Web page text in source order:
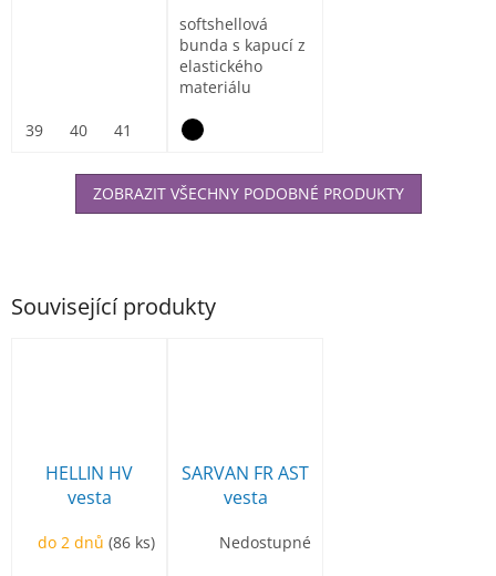
Související produkty
HELLIN HV
vesta
do 2 dnů(86 ks)
SARVAN FR AST
vesta
Nedostupné
39 40 41 43
softshellová
bunda s kapucí z
elastického
materiálu
vnitřní část...
ZOBRAZIT VŠECHNY PODOBNÉ PRODUKTY